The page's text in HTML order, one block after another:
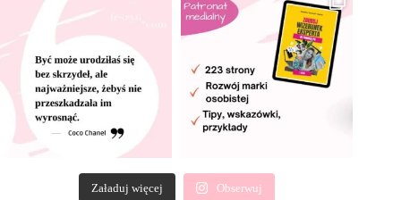
Załaduj więcej Obserwuj